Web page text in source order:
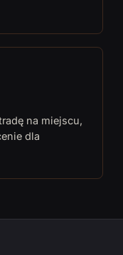
na miejscu,
dla